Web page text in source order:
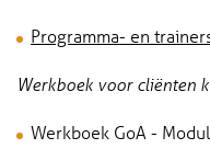
Programma- en
Werkboek voor cliënten
Werkboek GoA -